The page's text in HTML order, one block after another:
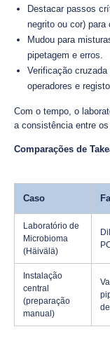
Destacar passos
negrito ou cor) para
Mudou para
pipetagem e erros.
Verificação
operadores e
Com o tempo, o
a consistência entre
Comparações de
Caso
Laboratório de
Microbioma
(Häivälä)
Instalação
central
(preparação
manual)